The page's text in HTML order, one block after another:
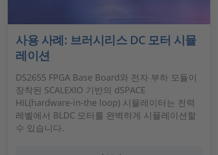
사용 사례: 브러시리스 DC 모터 시뮬
레이션
DS2655 FPGA Base Board와 전자 부하 모듈이
장착된 SCALEXIO 기반의 dSPACE
HIL(hardware-in-the loop) 시뮬레이터는 전력
레벨에서 BLDC 모터를 완벽하게 시뮬레이션할
수 있습니다.